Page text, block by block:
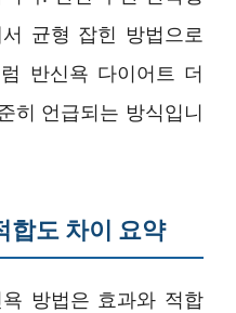
균형 잡힌 방법으로
반신욕 다이어트 더
히 언급되는 방식입니
합도 차이 요약
방법은 효과와 적합